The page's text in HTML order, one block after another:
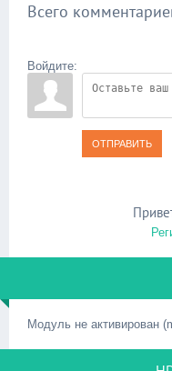
Всего
Войдите:
ОТПРАВИТЬ
Модуль не активирован